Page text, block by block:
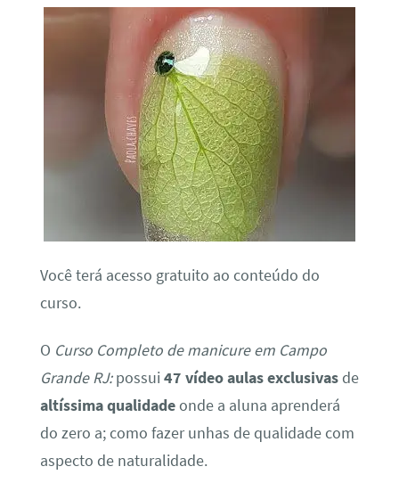
Você terá acesso gratuito ao conteúdo do
curso.
O Curso Completo de manicure em Campo
Grande RJ:possui 47 vídeo aulas exclusivasde
altíssima qualidadeonde a aluna aprenderá
do zero a; como fazer unhas de qualidade com
aspecto de naturalidade.